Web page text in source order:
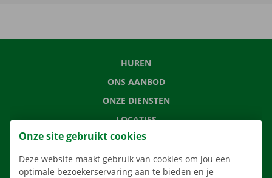
HUREN
ONS AANBOD
ONZE DIENSTEN
LOCATIES
APP
VERHUISOPLOSSINGEN
Onze site gebruikt cookies
Deze website maakt gebruik van cookies om jou een
optimale bezoekerservaring aan te bieden en je